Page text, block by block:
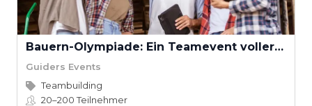
Bauern-Olympiade: Ein Teamevent voller ländlicher Herausforderungen
Guiders Events
Teambuilding
20–200Teilnehmer